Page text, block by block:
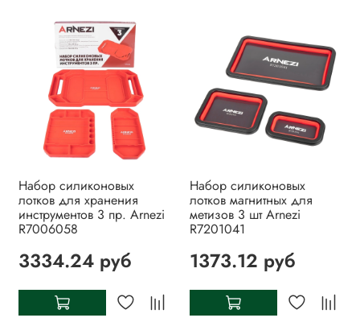
Набор силиконовых
лотков для хранения
инструментов 3 пр. Arnezi
R7006058
3334.24 руб
Набор силиконовых
лотков магнитных для
метизов 3 шт Arnezi
R7201041
1373.12 руб